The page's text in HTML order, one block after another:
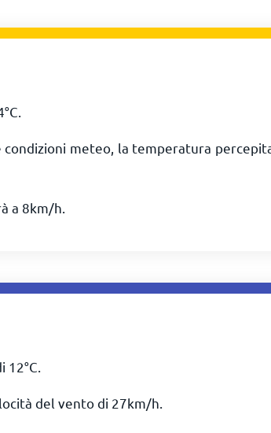
°C
meteo, la temperatura
a 8km/h
12°C
del vento di 27km/h